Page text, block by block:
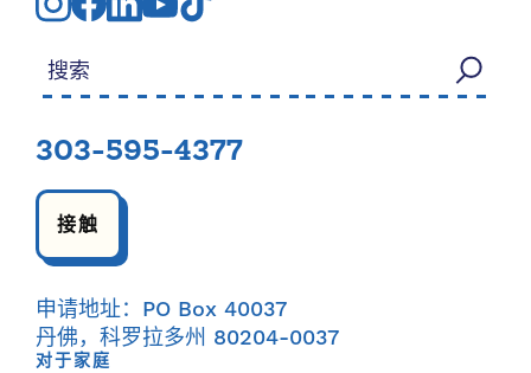
搜索：
303-595-4377
接触
申请地址：PO Box 40037
丹佛，科罗拉多州 80204-0037
对于家庭